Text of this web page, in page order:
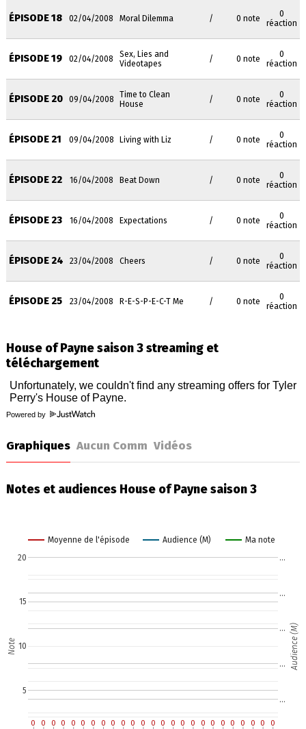
ÉPISODE 18 02/04/2008 Moral Dilemma / 0 note
0
réaction
ÉPISODE 19 02/04/2008
Sex, Lies and
Videotapes
/ 0 note
0
réaction
ÉPISODE 20 09/04/2008
Time to Clean
House
/ 0 note
0
réaction
ÉPISODE 21 09/04/2008 Living with Liz / 0 note
0
réaction
ÉPISODE 22 16/04/2008 Beat Down / 0 note
0
réaction
ÉPISODE 23 16/04/2008 Expectations / 0 note
0
réaction
ÉPISODE 24 23/04/2008 Cheers / 0 note
0
réaction
ÉPISODE 25 23/04/2008 R-E-S-P-E-C-T Me / 0 note
0
réaction
House of Payne saison 3 streaming et
téléchargement
Powered by
Graphiques Aucun Comm Vidéos
Notes et audiences House of Payne saison 3
Moyenne de l'épisode Audience (M) Ma note
5
10
15
20
…
…
…
…
…
0
0 0
0 0
0 0
0 0
0 0
0 0
0 0
0 0
0 0
0 0
0 0
0 0
0 0
0 0
0 0
0 0
0 0
0 0
0 0
0 0
0 0
0 0
0 0
0 0
0
Note Audience (M)